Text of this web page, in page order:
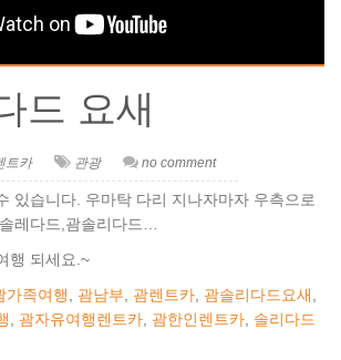
드 요새
트카 관광 no comment
있습니다. 우마탁 다리 지나자마자 우측으로
레다드,괌솔리다드…
행 되세요.~
가족여행 괌남부 괌렌트카 괌솔리다드요새
괌자유여행렌트카 괌한인렌트카 솔리다드